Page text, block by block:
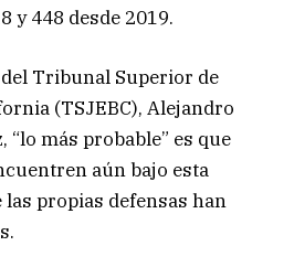
y 448 desde 2019.
Tribunal Superior de
(TSJEBC), Alejandro
“lo más probable” es que
aún bajo esta
las propias defensas han